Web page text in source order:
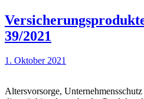
39/2021
1. Oktober 2021
Altersvorsorge,